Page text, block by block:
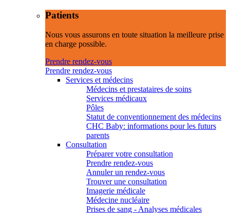
Patients
Nous vous assurons en toute situation la meilleure prise
en charge possible.
Prendre rendez-vous
Prendre rendez-vous
Services et médecins
Médecins et prestataires de soins
Services médicaux
Pôles
Statut de conventionnement des médecins
CHC Baby: informations pour les futurs
parents
Consultation
Préparer votre consultation
Prendre rendez-vous
Annuler un rendez-vous
Trouver une consultation
Imagerie médicale
Médecine nucléaire
Prises de sang - Analyses médicales